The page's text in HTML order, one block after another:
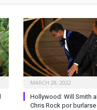
MARCH 28, 2022
Hollywood: Will Smith
Chris Rock por